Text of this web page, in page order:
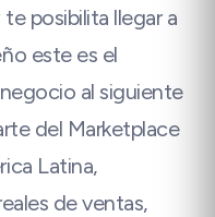
posibilita llegar a
este es el
al siguiente
del Marketplace
Latina,
de ventas,